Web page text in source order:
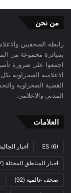
من نحن
بمبادرة مجموعة من
اجمعوا على ضرورة
الاعلامية الصحراوية
القضية الصحراوية
المدني والاعلامي.
العلامات
ES (6) أخبار الجالية
اخبار المناطق المحتلة (87)
صحف عالمية (92)